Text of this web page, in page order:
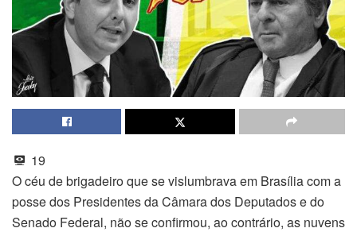
19
O céu de brigadeiro que se vislumbrava em Brasília com a
posse dos Presidentes da Câmara dos Deputados e do
Senado Federal, não se confirmou, ao contrário, as nuvens